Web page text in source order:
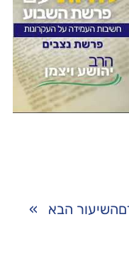
השיעור הבא »